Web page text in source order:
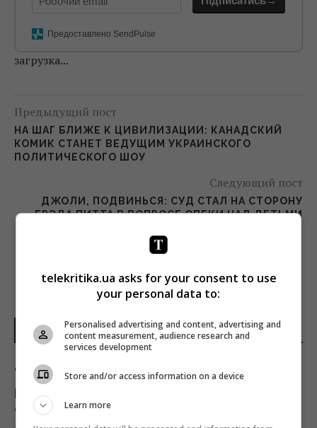
Предоставлено SendPulse
загрузка...
Предыдущий пост
НА ШАГ БЛИЖЕ К ЦИВИЛИЗАЦИИ: КАНАДСКИЙ
КОМИК СТАНЕТ ВЕДУЩИМ УКРАИНСКОГО
ПОЛИТИЧЕСКОГО ШОУ
Следующий пост
ДЖОЛИ, ПОДВИНЬСЯ: СУД СТАЛ НА СТОРОНУ
БРЭДА ПИТТА В ВОПРОСЕ ОПЕКИ НАД ДЕТЬМИ
НОВОСТИ МИРА
"Это очень больно": сын Байдена
рассказал о состоянии здоровья своего
отца
telekritika.ua asks for your consent to use
your personal data to:
Personalised advertising and content, advertising and
content measurement, audience research and
services development
Store and/or access information on a device
Learn more